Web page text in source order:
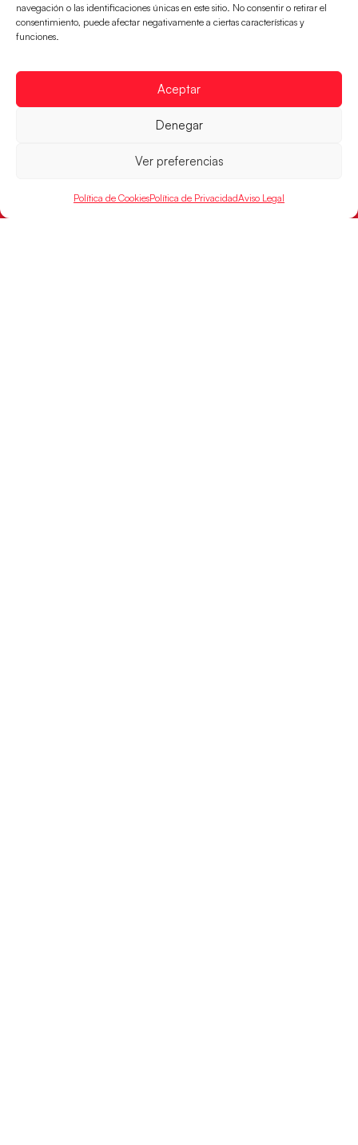
navegación o las identificaciones únicas en este sitio. No consentir o retirar el
consentimiento, puede afectar negativamente a ciertas características y
funciones.
Aceptar
Denegar
Ver preferencias
Política de CookiesPolítica de PrivacidadAviso Legal
CONTACTO
FINANCIADO
RFEBM © 2024. Todos los derechos reservados –
Desarrollado por